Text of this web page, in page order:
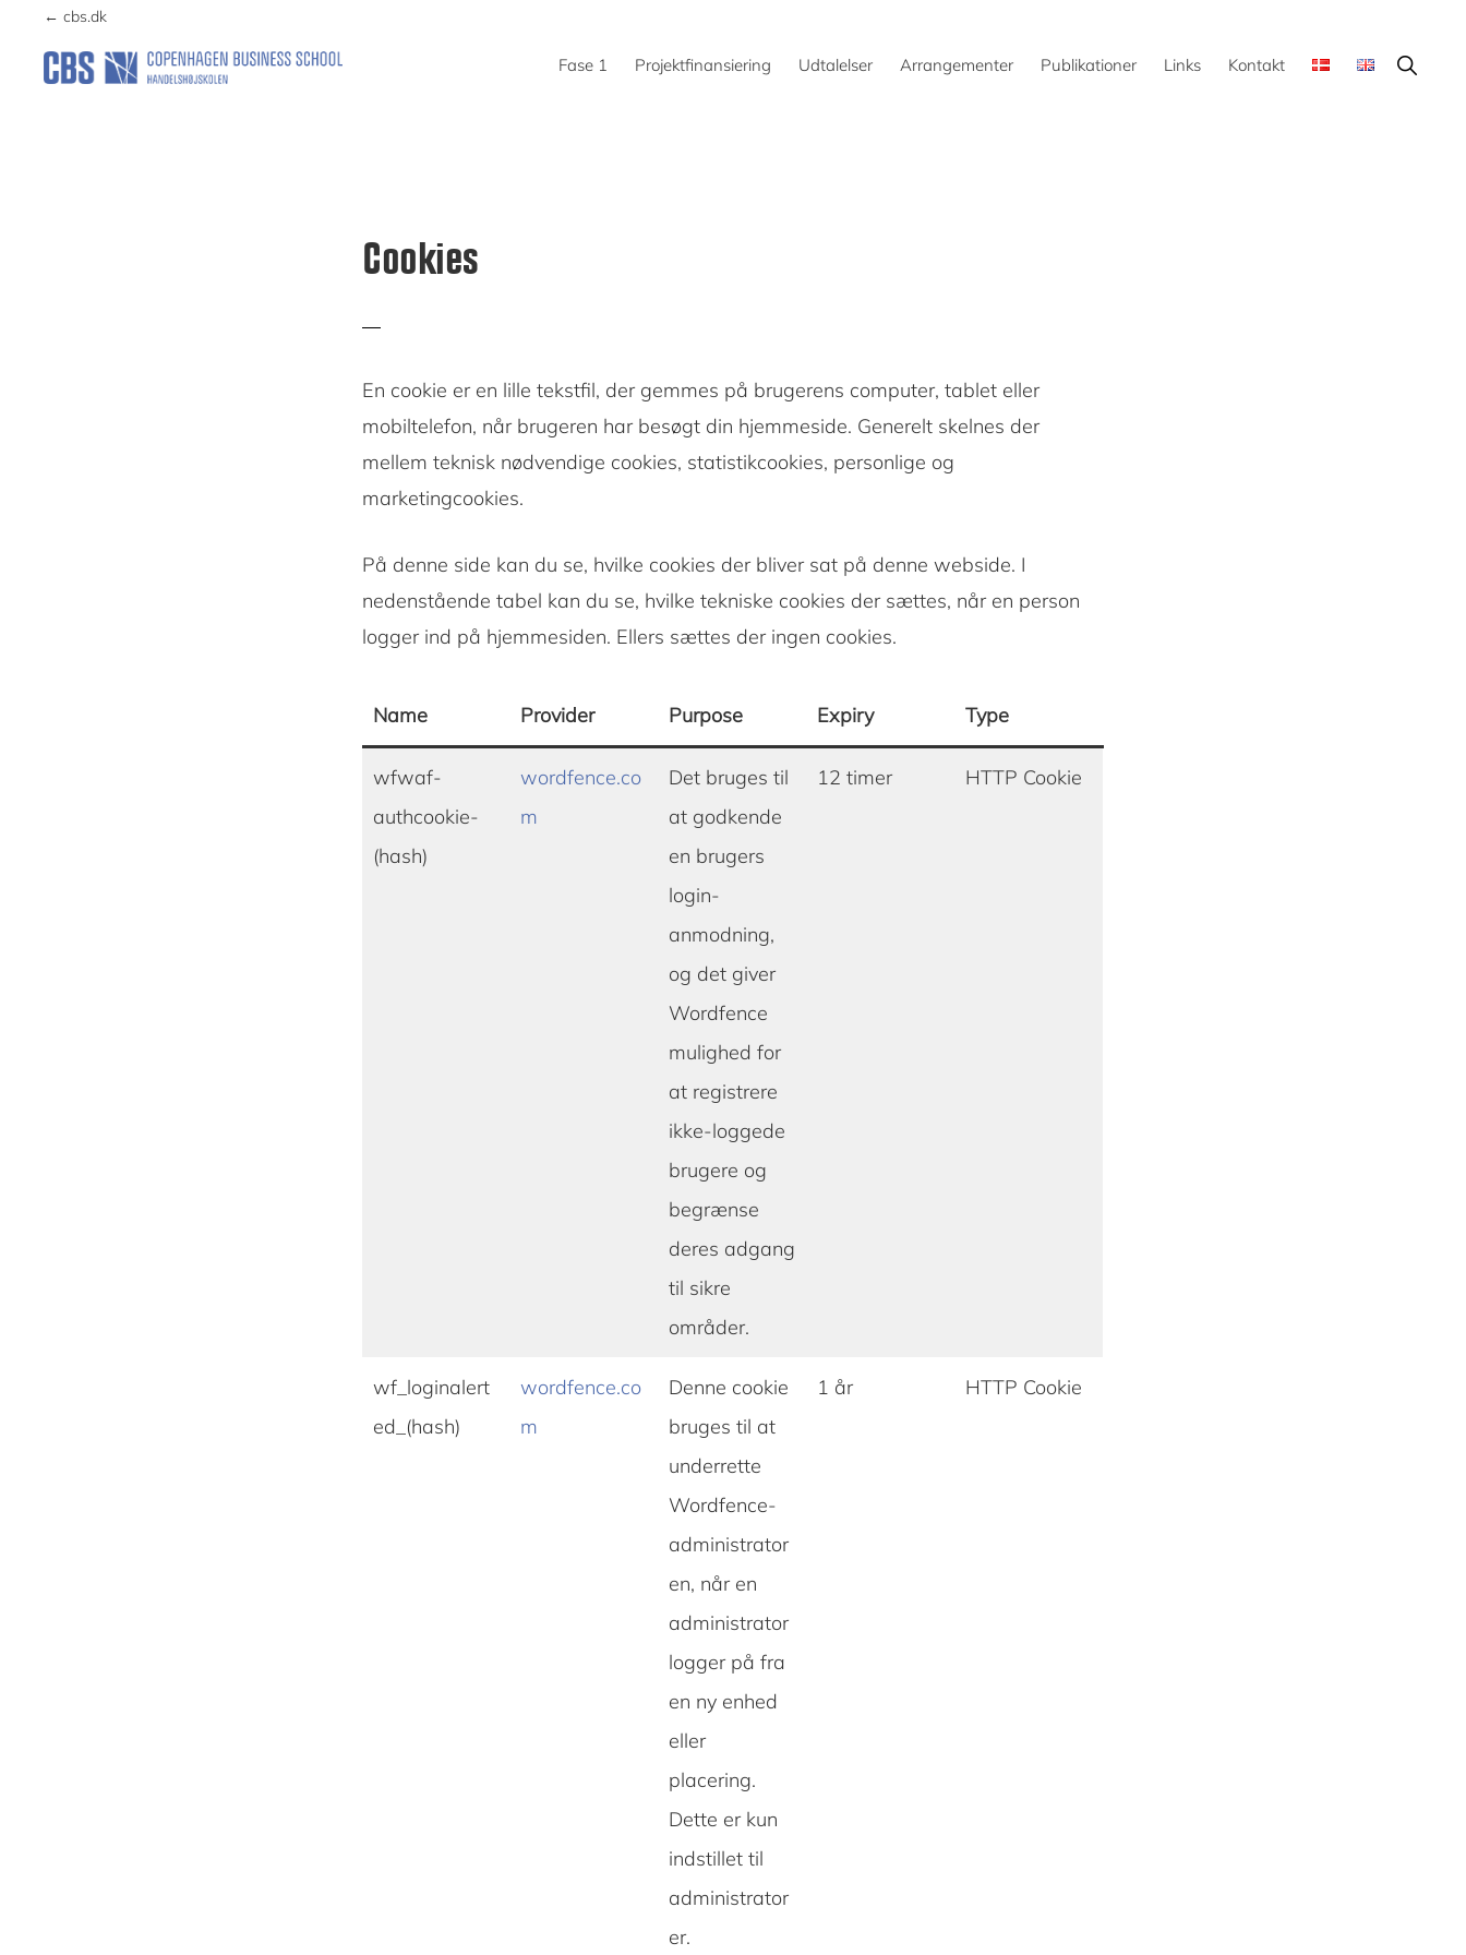
primary
main
← cbs.dk
Fase 1 Projektfinansiering Udtalelser Arrangementer Publikationer Links Kontakt Show
Search
Cookies
En cookie er en lille tekstfil, der gemmes på brugerens computer, tablet eller
mobiltelefon, når brugeren har besøgt din hjemmeside. Generelt skelnes der
mellem teknisk nødvendige cookies, statistikcookies, personlige og
marketingcookies.
På denne side kan du se, hvilke cookies der bliver sat på denne webside. I
nedenstående tabel kan du se, hvilke tekniske cookies der sættes, når en person
logger ind på hjemmesiden. Ellers sættes der ingen cookies.
Name Provider Purpose Expiry Type
wfwaf-
authcookie-
(hash)
wordfence.co
m
Det bruges til
at godkende
en brugers
login-
anmodning,
og det giver
Wordfence
mulighed for
at registrere
ikke-loggede
brugere og
begrænse
deres adgang
til sikre
områder.
12 timer HTTP Cookie
wf_loginalert
ed_(hash)
wordfence.co
m
Denne cookie
bruges til at
underrette
Wordfence-
administrator
en, når en
administrator
logger på fra
en ny enhed
eller
placering.
Dette er kun
indstillet til
administrator
er.
1 år HTTP Cookie